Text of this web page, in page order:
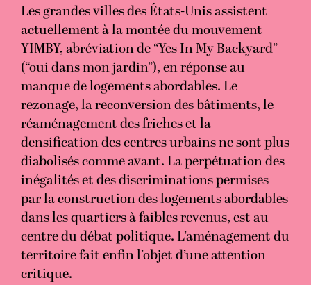
Les grandes villes des États-Unis assistent
actuellement à la montée du mouvement
YIMBY, abréviation de “Yes In My Backyard”
(“oui dans mon jardin”), en réponse au
manque de logements abordables. Le
rezonage, la reconversion des bâtiments, le
réaménagement des friches et la
densification des centres urbains ne sont plus
diabolisés comme avant. La perpétuation des
inégalités et des discriminations permises
par la construction des logements abordables
dans les quartiers à faibles revenus, est au
centre du débat politique. L’aménagement du
territoire fait enfin l’objet d’une attention
critique.